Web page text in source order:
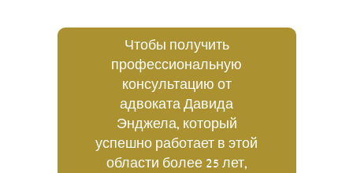
Чтобы получить
профессиональную
консультацию от
адвоката Давида
Энджела, который
успешно работает в этой
области более 25 лет,